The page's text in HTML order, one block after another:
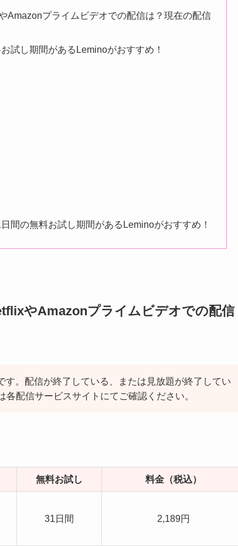
Amazonプライムビデオでの配信は？現在の配信
試し期間があるLeminoがおすすめ！
間の無料お試し期間があるLeminoがおすすめ！
やAmazonプライムビデオでの配信
。配信が終了している、または見放題が終了してい
配信サービスサイトにてご確認ください。
無料お試し 料金（税込）
31日間 2,189円